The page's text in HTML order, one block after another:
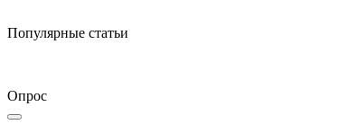
Популярные статьи
Опрос